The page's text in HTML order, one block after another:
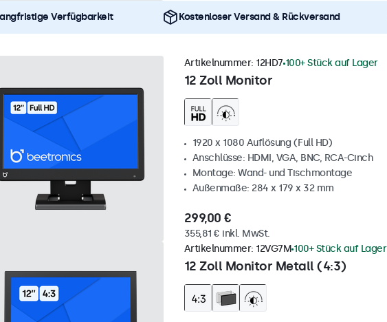
Verfügbarkeit Kostenloser Versand & Rückversand
12 Zoll Monitor
Artikelnummer: 12HD7 100+ Stück auf Lager
1920 x 1080 Auflösung (Full HD)
Anschlüsse: HDMI, VGA, BNC, RCA-Cinch
Montage: Wand- und Tischmontage
Außenmaße: 284 x 179 x 32 mm
299,00 €
355,81 € inkl. MwSt.
12 Zoll Monitor Metall (4:3)
Artikelnummer: 12VG7M 100+ Stück auf Lager